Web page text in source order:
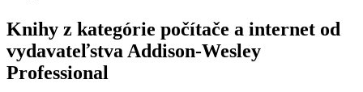
Knihy z kategórie počítače a internet od
vydavateľstva Addison-Wesley
Professional